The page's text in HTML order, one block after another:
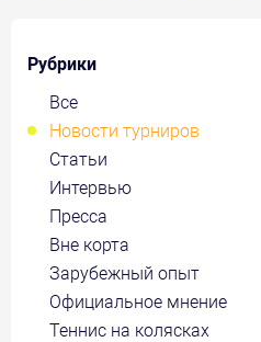
Рубрики
Все
Новости турниров
Статьи
Интервью
Пресса
Вне корта
Зарубежный опыт
Официальное мнение
Теннис на колясках